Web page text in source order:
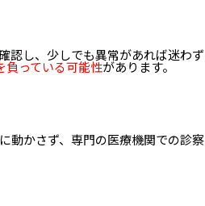
認し、少しでも異常があれば迷わず
負っている可能性があります。
動かさず、専門の医療機関での診察